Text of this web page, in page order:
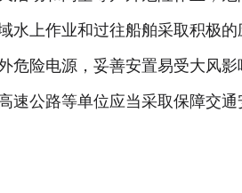
水上作业和过往船舶采取积极
危险电源，妥善安置易受大风
速公路等单位应当采取保障交